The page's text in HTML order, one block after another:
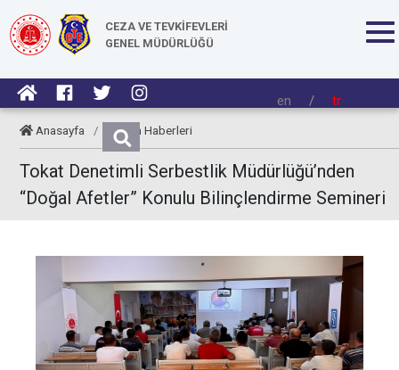
CEZA VE TEVKİFEVLERİ
GENEL MÜDÜRLÜĞÜ
en / tr
Anasayfa / Kurum Haberleri
Tokat Denetimli Serbestlik Müdürlüğü’nden
“Doğal Afetler” Konulu Bilinçlendirme Semineri